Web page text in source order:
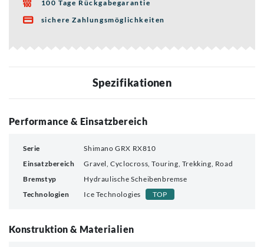
 100 Tage Rückgabegarantie
 sichere Zahlungsmöglichkeiten
Spezifikationen
Performance & Einsatzbereich
Serie
Shimano GRX RX810
Einsatzbereich
Gravel, Cyclocross, Touring, Trekking, Road
Bremstyp
Hydraulische Scheibenbremse
Technologien
Ice Technologies TOP
Konstruktion & Materialien